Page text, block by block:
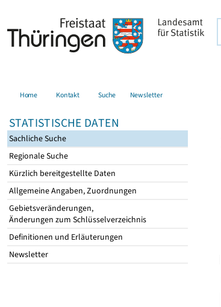
Home Kontakt Suche Newsletter
STATISTISCHE DATEN
Sachliche Suche
Regionale Suche
Kürzlich bereitgestellte Daten
Allgemeine Angaben, Zuordnungen
Gebietsveränderungen,
Änderungen zum Schlüsselverzeichnis
Definitionen und Erläuterungen
Newsletter